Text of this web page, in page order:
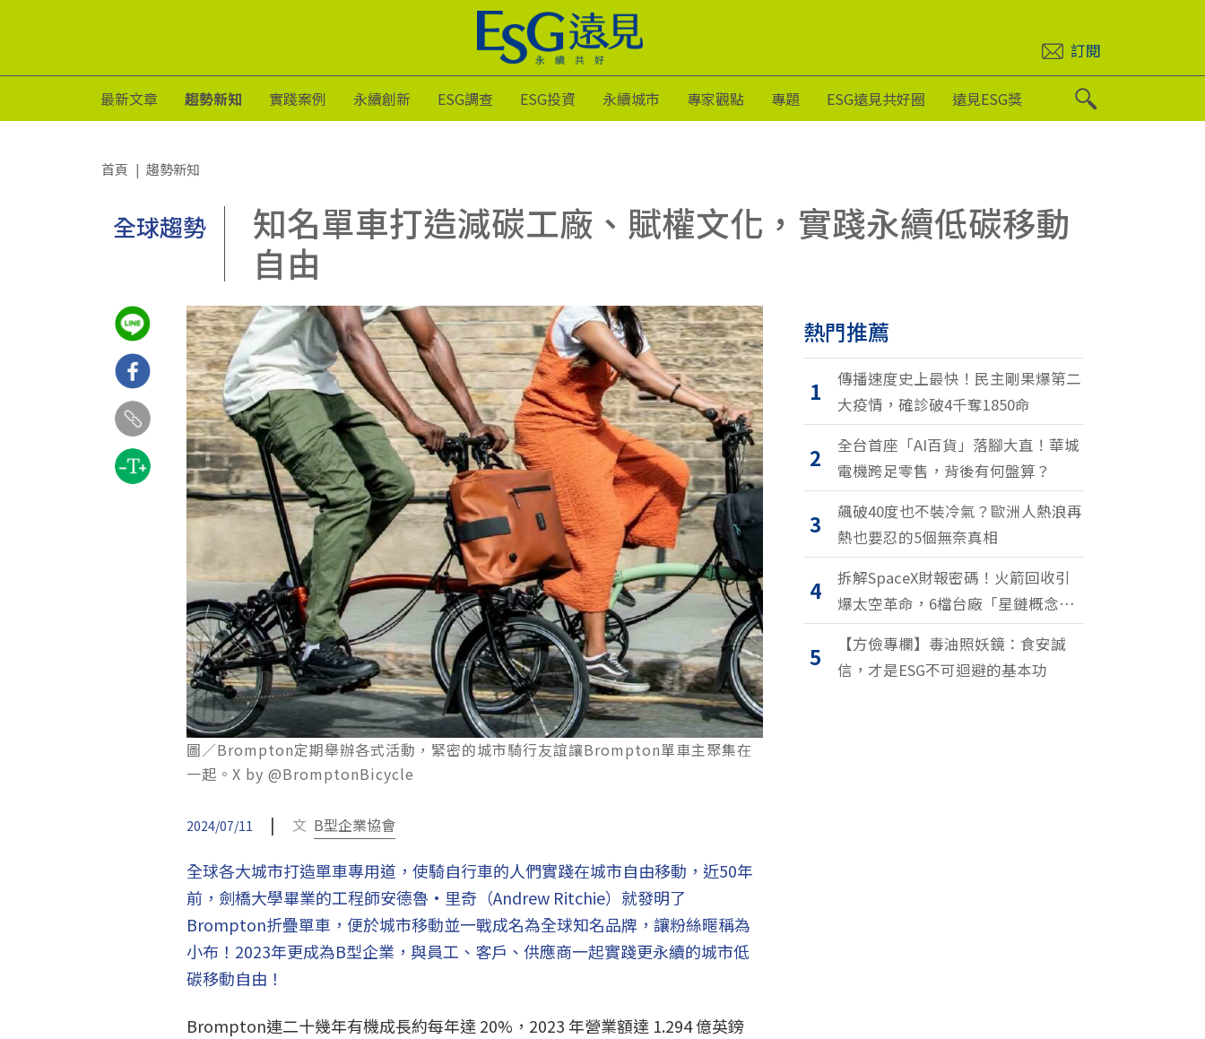
訂閱
最新文章 趨勢新知 實踐案例 永續創新 ESG調查 ESG投資 永續城市 專家觀點 專題 ESG遠見共好圈 遠見ESG獎
首頁 趨勢新知
全球趨勢
知名單車打造減碳工廠、賦權文化，實踐永續低碳移動
自由
圖／Brompton定期舉辦各式活動，緊密的城市騎行友誼讓Brompton單車主聚集在
一起。X by @BromptonBicycle
2024/07/11 | 文 B型企業協會
全球各大城市打造單車專用道，使騎自行車的人們實踐在城市自由移動，近50年
前，劍橋大學畢業的工程師安德魯·里奇（Andrew Ritchie）就發明了
Brompton折疊單車，便於城市移動並一戰成名為全球知名品牌，讓粉絲暱稱為
小布！2023年更成為B型企業，與員工、客戶、供應商一起實踐更永續的城市低
碳移動自由！
Brompton連二十幾年有機成長約每年達 20%，2023 年營業額達 1.294 億英鎊
熱門推薦
1
傳播速度史上最快！民主剛果爆第二
大疫情，確診破4千奪1850命
2
全台首座「AI百貨」落腳大直！華城
電機跨足零售，背後有何盤算？
3
飆破40度也不裝冷氣？歐洲人熱浪再
熱也要忍的5個無奈真相
4
拆解SpaceX財報密碼！火箭回收引
爆太空革命，6檔台廠「星鏈概念
股」搶紅利
5
【方儉專欄】毒油照妖鏡：食安誠
信，才是ESG不可迴避的基本功